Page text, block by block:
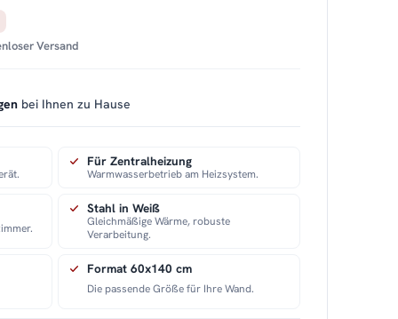
Versand
bei Ihnen zu Hause
Für Zentralheizung
Warmwasserbetrieb am Heizsystem.
Stahl in Weiß
Gleichmäßige Wärme, robuste
Verarbeitung.
Format 60x140 cm
Die passende Größe für Ihre Wand.